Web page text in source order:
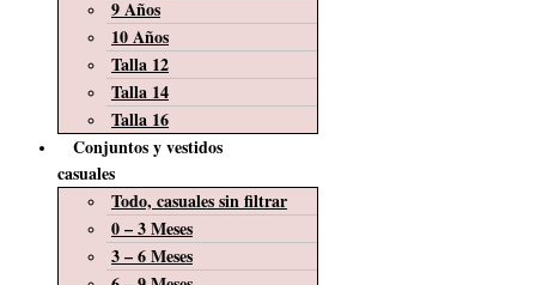
9 Años
10 Años
Talla 12
Talla 14
Talla 16
Conjuntos y vestidos
casuales
Todo, casuales sin filtrar
0 – 3 Meses
3 – 6 Meses